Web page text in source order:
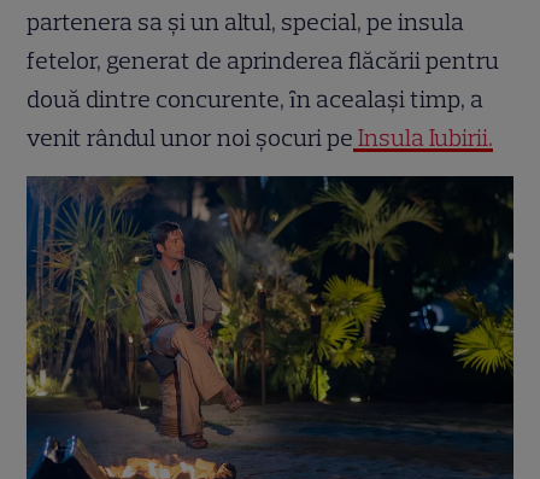
partenera sa și un altul, special, pe insula
fetelor, generat de aprinderea flăcării pentru
două dintre concurente, ȋn acealași timp, a
venit rândul unor noi șocuri pe Insula Iubirii.